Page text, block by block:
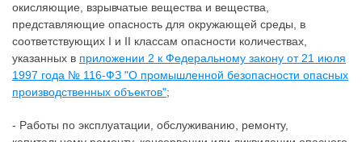
окисляющие, взрывчатые вещества и вещества,
представляющие опасность для окружающей среды, в
соответствующих I и II классам опасности количествах,
указанных в приложении 2 к Федеральному закону от 21 июля
1997 года № 116-ФЗ "О промышленной безопасности опасных
производственных объектов";
- Работы по эксплуатации, обслуживанию, ремонту,